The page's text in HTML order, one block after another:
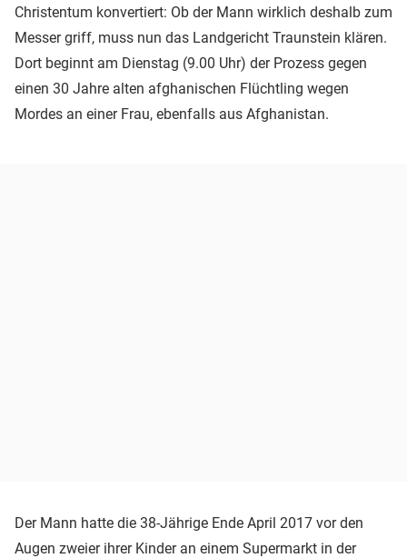
Christentum konvertiert: Ob der Mann wirklich deshalb zum
Messer griff, muss nun das Landgericht Traunstein klären.
Dort beginnt am Dienstag (9.00 Uhr) der Prozess gegen
einen 30 Jahre alten afghanischen Flüchtling wegen
Mordes an einer Frau, ebenfalls aus Afghanistan.
Der Mann hatte die 38-Jährige Ende April 2017 vor den
Augen zweier ihrer Kinder an einem Supermarkt in der